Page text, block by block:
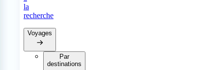
la
recherche
Voyages
Par
destinations